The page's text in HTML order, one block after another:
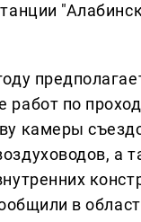
работ по
камеры
а
в